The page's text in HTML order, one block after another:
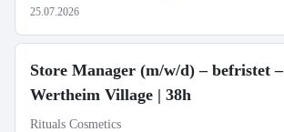
25.07.2026
Store Manager (m/w/d) – befristet –
Wertheim Village | 38h
Rituals Cosmetics